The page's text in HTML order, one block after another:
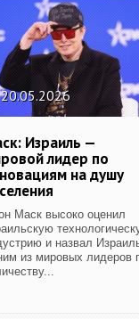
20.05.2026
Израиль —
лидер по
на душу
Маск высоко оценил
и назвал
из мировых лидеров